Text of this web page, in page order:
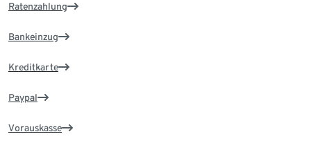
Ratenzahlung
Bankeinzug
Kreditkarte
Paypal
Vorauskasse